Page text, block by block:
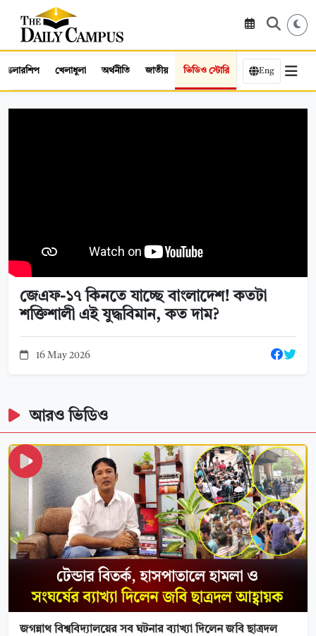
স্কলারশিপ খেলাধুলা অর্থনীতি জাতীয় ভিডিও স্টোরি Eng
জেএফ-১৭ কিনতে যাচ্ছে বাংলাদেশ! কতটা
শক্তিশালী এই যুদ্ধবিমান, কত দাম?
16 May 2026
আরও ভিডিও
জগন্নাথ বিশ্ববিদ্যালয়ের সব ঘটনার ব্যাখ্যা দিলেন জবি ছাত্রদল